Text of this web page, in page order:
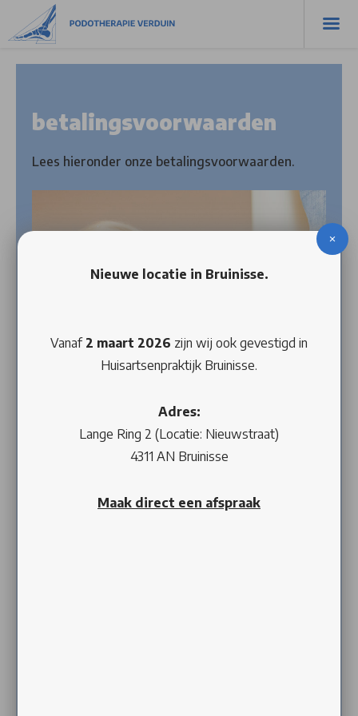
Nieuwe locatie in Bruinisse.
Vanaf 2 maart 2026 zijn wij ook gevestigd in
Huisartsenpraktijk Bruinisse.
Adres:
Lange Ring 2 (Locatie: Nieuwstraat)
4311 AN Bruinisse
Maak direct een afspraak
betalingsvoorwaarden
Lees hieronder onze betalingsvoorwaarden.